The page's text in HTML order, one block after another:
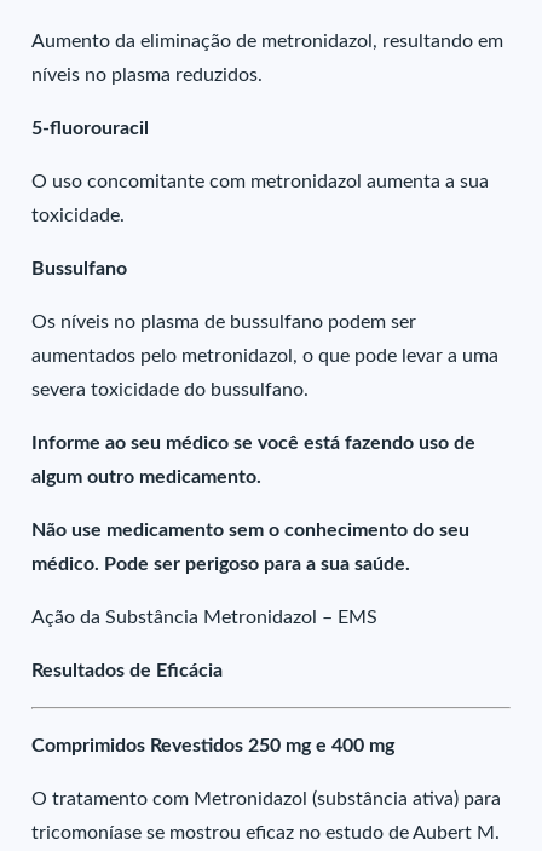
Aumento da eliminação de metronidazol, resultando em
níveis no plasma reduzidos.
5-fluorouracil
O uso concomitante com metronidazol aumenta a sua
toxicidade.
Bussulfano
Os níveis no plasma de bussulfano podem ser
aumentados pelo metronidazol, o que pode levar a uma
severa toxicidade do bussulfano.
Informe ao seu médico se você está fazendo uso de
algum outro medicamento.
Não use medicamento sem o conhecimento do seu
médico. Pode ser perigoso para a sua saúde.
Ação da Substância Metronidazol – EMS
Resultados de Eficácia
Comprimidos Revestidos 250 mg e 400 mg
O tratamento com Metronidazol (substância ativa) para
tricomoníase se mostrou eficaz no estudo de Aubert M.